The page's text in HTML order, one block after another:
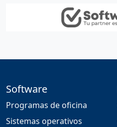
Software
Programas de oficina
Sistemas operativos